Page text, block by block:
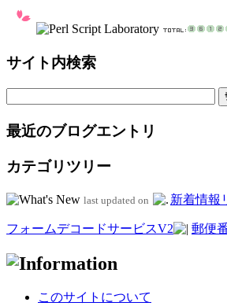
サイト内検索
最近のブログエントリ
カテゴリツリー
last updated on 新着情報
フォームデコードサービスV2 郵便
このサイトについて